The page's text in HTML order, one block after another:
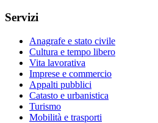
Servizi
Anagrafe e stato civile
Cultura e tempo libero
Vita lavorativa
Imprese e commercio
Appalti pubblici
Catasto e urbanistica
Turismo
Mobilità e trasporti